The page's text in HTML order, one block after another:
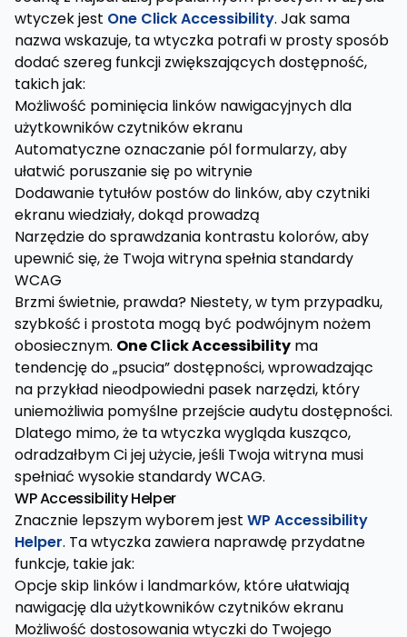
wtyczek jest One Click Accessibility. Jak sama
nazwa wskazuje, ta wtyczka potrafi w prosty sposób
dodać szereg funkcji zwiększających dostępność,
takich jak:
Możliwość pominięcia linków nawigacyjnych dla
użytkowników czytników ekranu
Automatyczne oznaczanie pól formularzy, aby
ułatwić poruszanie się po witrynie
Dodawanie tytułów postów do linków, aby czytniki
ekranu wiedziały, dokąd prowadzą
Narzędzie do sprawdzania kontrastu kolorów, aby
upewnić się, że Twoja witryna spełnia standardy
WCAG
Brzmi świetnie, prawda? Niestety, w tym przypadku,
szybkość i prostota mogą być podwójnym nożem
obosiecznym. One Click Accessibility ma
tendencję do „psucia” dostępności, wprowadzając
na przykład nieodpowiedni pasek narzędzi, który
uniemożliwia pomyślne przejście audytu dostępności.
Dlatego mimo, że ta wtyczka wygląda kusząco,
odradzałbym Ci jej użycie, jeśli Twoja witryna musi
spełniać wysokie standardy WCAG.
WP Accessibility Helper
Znacznie lepszym wyborem jest WP Accessibility
Helper. Ta wtyczka zawiera naprawdę przydatne
funkcje, takie jak:
Opcje skip linków i landmarków, które ułatwiają
nawigację dla użytkowników czytników ekranu
Możliwość dostosowania wtyczki do Twojego